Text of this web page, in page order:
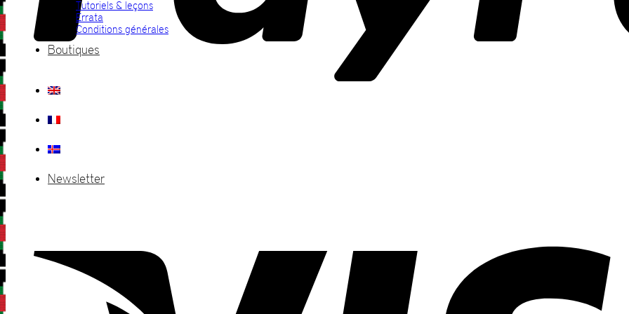
Tutoriels & leçons
Errata
Conditions générales
Boutiques
Newsletter